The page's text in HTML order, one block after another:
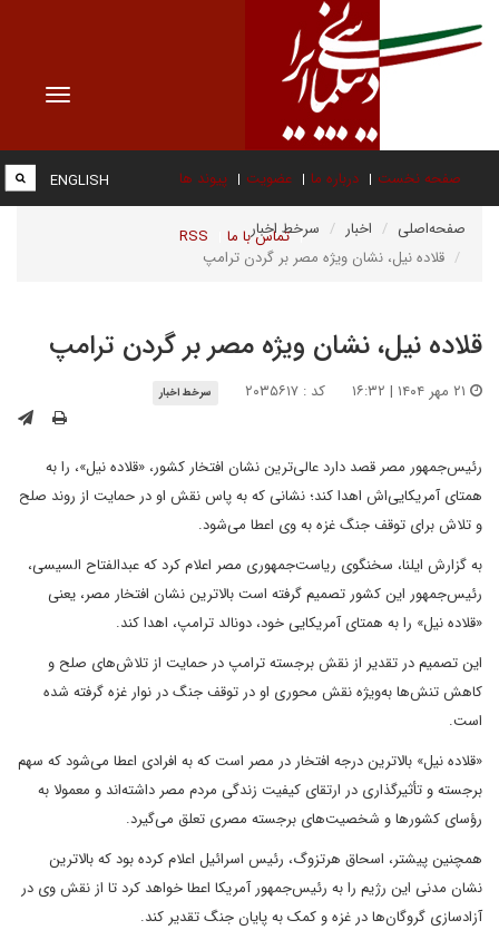
Toggle
صفحه نخست درباره ما عضویت پیوند ها
تماس با ما RSS
ENGLISH
صفحه‌اصلی اخبار
سرخط اخبار
قلاده نیل، نشان ویژه مصر بر گردن ترامپ
قلاده نیل، نشان ویژه مصر بر گردن ترامپ
کد : ۲۰۳۵۶۱۷ سرخط اخبار
رئیس‌جمهور مصر قصد دارد عالی‌ترین نشان افتخار کشور، «قلاده نیل»، را به
همتای آمریکایی‌اش اهدا کند؛ نشانی که به پاس نقش او در حمایت از روند صلح
و تلاش برای توقف جنگ غزه به وی اعطا می‌شود.
به گزارش ایلنا، سخنگوی ریاست‌جمهوری مصر اعلام کرد که عبدالفتاح السیسی،
رئیس‌جمهور این کشور تصمیم گرفته است بالاترین نشان افتخار مصر، یعنی
«قلاده نیل» را به همتای آمریکایی خود، دونالد ترامپ، اهدا کند.
این تصمیم در تقدیر از نقش برجسته ترامپ در حمایت از تلاش‌های صلح و
کاهش تنش‌ها به‌ویژه نقش محوری او در توقف جنگ در نوار غزه گرفته شده
است.
«قلاده نیل» بالاترین درجه افتخار در مصر است که به افرادی اعطا می‌شود که سهم
برجسته و تأثیرگذاری در ارتقای کیفیت زندگی مردم مصر داشته‌اند و معمولا به
رؤسای کشورها و شخصیت‌های برجسته مصری تعلق می‌گیرد.
همچنین پیشتر، اسحاق هرتزوگ، رئیس‌ اسرائیل اعلام کرده بود که بالاترین
نشان مدنی این رژیم را به رئیس‌جمهور آمریکا اعطا خواهد کرد تا از نقش وی در
آزادسازی گروگان‌ها در غزه و کمک به پایان جنگ تقدیر کند.